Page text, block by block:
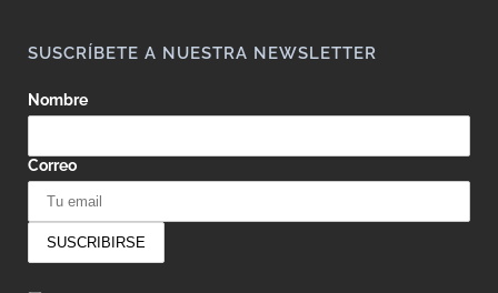
SUSCRÍBETE A NUESTRA NEWSLETTER
Nombre
Correo